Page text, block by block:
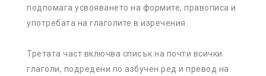
подпомага усвояването на формите, правописа и
употребата на глаголите в изречения.
Третата част включва списък на почти всички
глаголи, подредени по азбучен ред и превод на